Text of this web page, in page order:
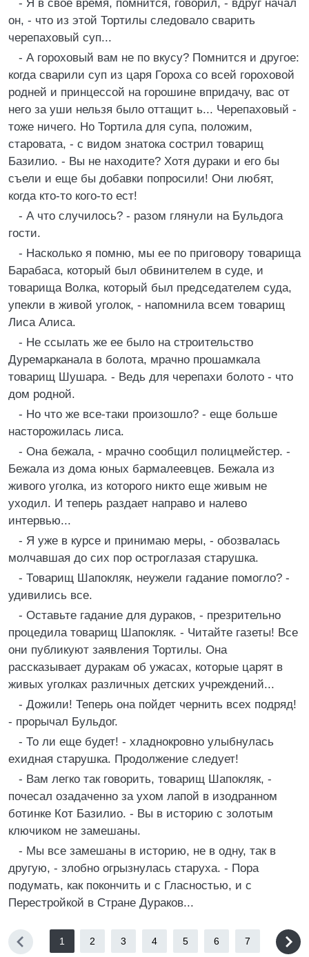
- Я в свое время, помнится, говорил, - вдруг начал
он, - что из этой Тортилы следовало сварить
черепаховый суп...
- А гороховый вам не по вкусу? Помнится и другое:
когда сварили суп из царя Гороха со всей гороховой
родней и принцессой на горошине впридачу, вас от
него за уши нельзя было оттащит ь... Черепаховый -
тоже ничего. Но Тортила для супа, положим,
старовата, - с видом знатока сострил товарищ
Базилио. - Вы не находите? Хотя дураки и его бы
съели и еще бы добавки попросили! Они любят,
когда кто-то кого-то ест!
- А что случилось? - разом глянули на Бульдога
гости.
- Насколько я помню, мы ее по приговору товарища
Барабаса, который был обвинителем в суде, и
товарища Волка, который был председателем суда,
упекли в живой уголок, - напомнила всем товарищ
Лиса Алиса.
- Не ссылать же ее было на строительство
Дуремарканала в болота, мрачно прошамкала
товарищ Шушара. - Ведь для черепахи болото - что
дом родной.
- Но что же все-таки произошло? - еще больше
насторожилась лиса.
- Она бежала, - мрачно сообщил полицмейстер. -
Бежала из дома юных бармалеевцев. Бежала из
живого уголка, из которого никто еще живым не
уходил. И теперь раздает направо и налево
интервью...
- Я уже в курсе и принимаю меры, - обозвалась
молчавшая до сих пор остроглазая старушка.
- Товарищ Шапокляк, неужели гадание помогло? -
удивились все.
- Оставьте гадание для дураков, - презрительно
процедила товарищ Шапокляк. - Читайте газеты! Все
они публикуют заявления Тортилы. Она
рассказывает дуракам об ужасах, которые царят в
живых уголках различных детских учреждений...
- Дожили! Теперь она пойдет чернить всех подряд!
- прорычал Бульдог.
- То ли еще будет! - хладнокровно улыбнулась
ехидная старушка. Продолжение следует!
- Вам легко так говорить, товарищ Шапокляк, -
почесал озадаченно за ухом лапой в изодранном
ботинке Кот Базилио. - Вы в историю с золотым
ключиком не замешаны.
- Мы все замешаны в историю, не в одну, так в
другую, - злобно огрызнулась старуха. - Пора
подумать, как покончить и с Гласностью, и с
Перестройкой в Стране Дураков...
1 2 3 4 5 6 7